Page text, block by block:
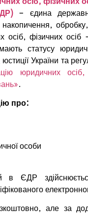
– єдина
обробку,
осіб, фізичних осіб
статусу
України та
юридичних осіб,
.
про:
особи
ЄДР
але за